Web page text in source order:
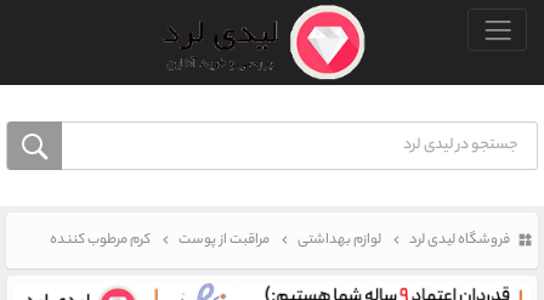
منو بالا
فروشگاه لیدی لرد لوازم بهداشتی مراقبت از پوست کرم مرطوب کننده